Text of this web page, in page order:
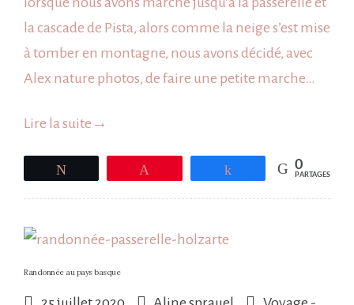
La
Rhune
la cascade de Pista, alors comme la neige s’est mise
à tomber en montagne, nous avons décidé, avec
Alex nature photos, de faire une petite marche…
Lire la suite →
Partagez 0
PARTAGES
Randonnée au pays basque